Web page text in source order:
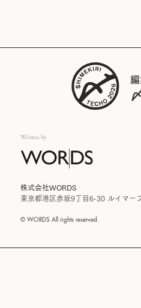
Written by
株式会社WORDS
東京都港区赤坂9丁目6-30 ルイマー
© WORDS All rights reserved.